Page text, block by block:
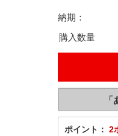
納期：
購入数量
ポイント： 2